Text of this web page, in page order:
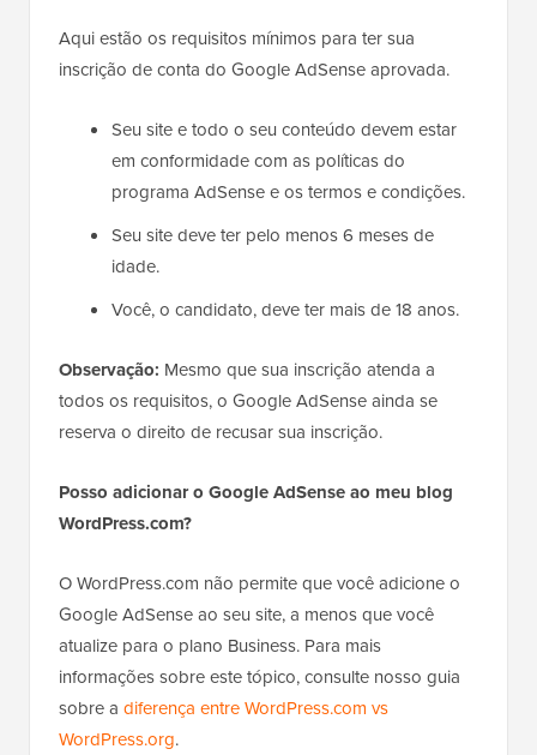
Aqui estão os requisitos mínimos para ter sua
inscrição de conta do Google AdSense aprovada.
Seu site e todo o seu conteúdo devem estar
em conformidade com as políticas do
programa AdSense e os termos e condições.
Seu site deve ter pelo menos 6 meses de
idade.
Você, o candidato, deve ter mais de 18 anos.
Observação: Mesmo que sua inscrição atenda a
todos os requisitos, o Google AdSense ainda se
reserva o direito de recusar sua inscrição.
Posso adicionar o Google AdSense ao meu blog
WordPress.com?
O WordPress.com não permite que você adicione o
Google AdSense ao seu site, a menos que você
atualize para o plano Business. Para mais
informações sobre este tópico, consulte nosso guia
sobre a diferença entre WordPress.com vs
WordPress.org.